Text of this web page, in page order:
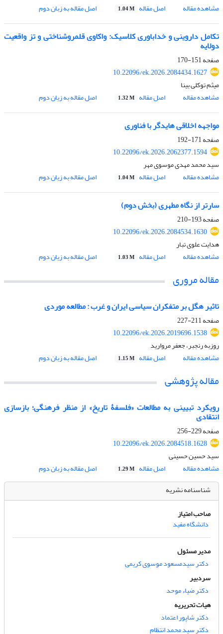
مشاهده مقاله
اصل مقاله 1.04 M اصل مقاله به زبان دوم
تکامل داروینی و خداباوری کلاسیک: واکاوی قلمروشناختی و تز واقعیت
دولایه
صفحه151-170
10.22096/ek.2026.2084434.1627
میثم توکلی بینا
مشاهده مقاله
اصل مقاله 1.32 M اصل مقاله به زبان دوم
مواجهه اخلاقی هایدگر با فناوری
صفحه171-192
10.22096/ek.2026.2062377.1594
سید محمد مهدی موسوی مهر
مشاهده مقاله
اصل مقاله 1.04 M اصل مقاله به زبان دوم
سارتر از نگاه مطهری (بخش دوم)
صفحه193-210
10.22096/ek.2026.2084534.1630
هدایت علوی تبار
مشاهده مقاله
اصل مقاله 1.03 M اصل مقاله به زبان دوم
مقاله مروری
تاثیر هگل بر متفکران سیاسی ایران و غرب : مطالعه موردی
صفحه211-227
10.22096/ek.2026.2019696.1538
روزبه رنجبر، جعفر مروارید
مشاهده مقاله
اصل مقاله 1.15 M اصل مقاله به زبان دوم
مقاله پژوهشی
رویکرد تبیینی به مطالعات «فلسفۀ تاریخ» از منظر فرهنگی؛ بازسازی
انتقادی
صفحه229-256
10.22096/ek.2026.2084518.1628
سید حسین حسینی
مشاهده مقاله
اصل مقاله 1.29 M
اصل مقاله به زبان دوم
شناسنامه نشریه
صاحب امتیاز
دانشگاه مفید
مدیر مسئول
دکتر سیدمسعود موسوی کریمی
سردبیر
دکتر ضیاء موحد
هیات تحریریه
دکتر شاپور اعتماد
دکتر سید محمد انتظام